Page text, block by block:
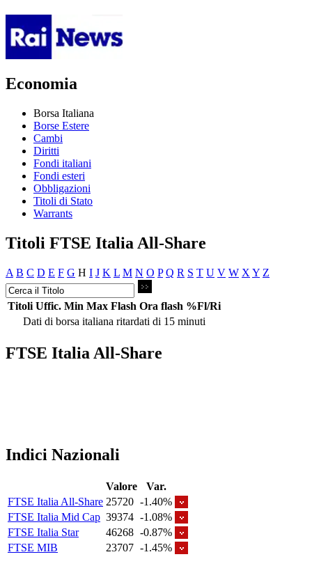
Economia
Borsa Italiana
Borse Estere
Cambi
Diritti
Fondi italiani
Fondi esteri
Obbligazioni
Titoli di Stato
Warrants
Titoli FTSE Italia All-Share
A B C D E F G H I J K L M N O P Q R S T U V W X Y Z
Titoli Uffic. Min Max Flash Ora flash %Fl/Ri
Dati di borsa italiana ritardati di 15 minuti
FTSE Italia All-Share
Indici Nazionali
Valore
Var.
FTSE Italia All-Share 25720 -1.40%
FTSE Italia Mid Cap 39374 -1.08%
FTSE Italia Star
46268 -0.87%
FTSE MIB
23707 -1.45%